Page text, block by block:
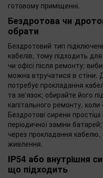
готовому приміщенні.
Бездротова чи
обрати
Бездротовий тип
кабелів, тому підходить
чи офісі після ремонту;
можна втручатися в стіни.
потребує прокладання
та зв'язок; обирайте його
капітального ремонту,
Бездротові сирени
періодичної заміни
через прокладання кабелю,
живлення.
IP54 або внутрішня
що підходить